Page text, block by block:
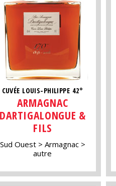
CUVÉE LOUIS-PHILIPPE 42°
ARMAGNAC
DARTIGALONGUE &
FILS
Sud Ouest
Armagnac
autre